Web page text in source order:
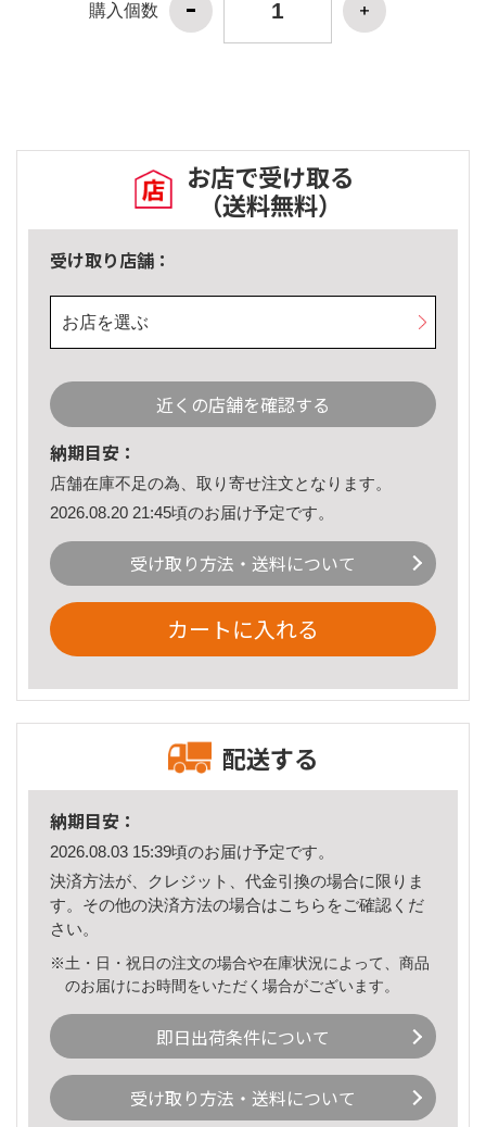
購入個数
お店で受け取る
（送料無料）
受け取り店舗：
お店を選ぶ
近くの店舗を確認する
納期目安：
店舗在庫不足の為、取り寄せ注文となります。
2026.08.20 21:45頃のお届け予定です。
受け取り方法・送料について
カートに入れる
配送する
納期目安：
2026.08.03 15:39頃のお届け予定です。
決済方法が、クレジット、代金引換の場合に限りま
す。その他の決済方法の場合はこちら をご確認くだ
さい。
※土・日・祝日の注文の場合や在庫状況によって、商品
のお届けにお時間をいただく場合がございます。
即日出荷条件について
受け取り方法・送料について